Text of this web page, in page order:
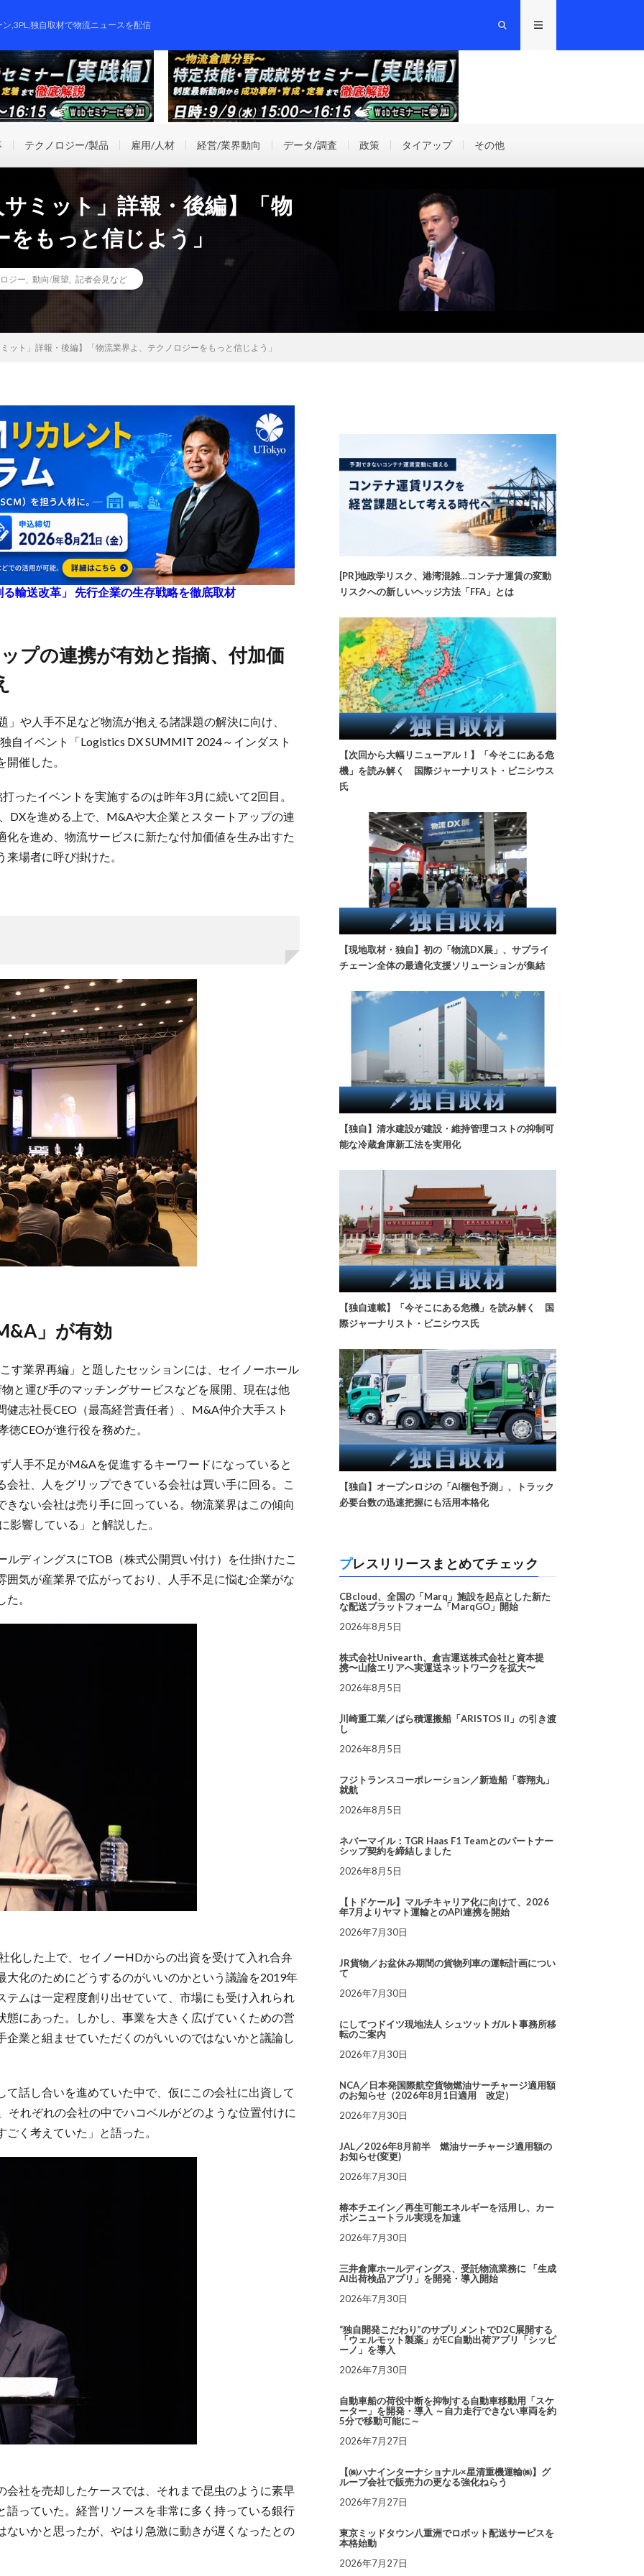
,3PL,独自取材で物流ニュースを配信
テクノロジー/製品 雇用/人材 経営/業界動向 データ/調査 政策 タイアップ その他
ミット」詳報・後編】「物
もっと信じよう」
ジー 動向/展望 記者会見など
ット」詳報・後編】「物流業界よ、テクノロジーをもっと信じよう」
輸送改革」 先行企業の生存戦略を徹底取材
や人手不足など物流が抱える諸課題の解決に向け、
自イベント「Logistics DX SUMMIT 2024～インダスト
催した。
ったイベントを実施するのは昨年3月に続いて2回目。
DXを進める上で、M&Aや大企業とスタートアップの連
を進め、物流サービスに新たな付加価値を生み出すた
場者に呼び掛けた。
」が有効
す業界再編」と題したセッションには、セイノーホール
と運び手のマッチングサービスなどを展開、現在は他
志社長CEO（最高経営責任者）、M&A仲介大手スト
CEOが進行役を務めた。
人手不足がM&Aを促進するキーワードになっていると
社、人をグリップできている会社は買い手に回る。こ
ない会社は売り手に回っている。物流業界はこの傾向
影響している」と解説した。
ディングスにTOB（株式公開買い付け）を仕掛けたこ
気が産業界で広がっており、人手不足に悩む企業がな
。
化した上で、セイノーHDからの出資を受けて入れ合弁
化のためにどうするのがいいのかという議論を2019年
ムは一定程度創り出せていて、市場にも受け入れられ
にあった。しかし、事業を大きく広げていくための営
業と組ませていただくのがいいのではないかと議論し
話し合いを進めていた中で、仮にこの会社に出資して
それぞれの会社の中でハコベルがどのような位置付けに
く考えていた」と語った。
社を売却したケースでは、それまで昆虫のように素早
っていた。経営リソースを非常に多く持っている銀行
いかと思ったが、やはり急激に動きが遅くなったとの
[PR]地政学リスク、港湾混雑…コンテナ運賃の変動
リスクへの新しいヘッジ方法「FFA」とは
【次回から大幅リニューアル！】「今そこにある危
機」を読み解く 国際ジャーナリスト・ビニシウス
氏
【現地取材・独自】初の「物流DX展」、サプライ
チェーン全体の最適化支援ソリューションが集結
【独自】清水建設が建設・維持管理コストの抑制可
能な冷蔵倉庫新工法を実用化
【独自連載】「今そこにある危機」を読み解く 国
際ジャーナリスト・ビニシウス氏
【独自】オープンロジの「AI梱包予測」、トラック
必要台数の迅速把握にも活用本格化
プレスリリースまとめてチェック
CBcloud、全国の「Marq」施設を起点とした新た
な配送プラットフォーム「MarqGO」開始
2026年8月5日
株式会社Univearth、倉吉運送株式会社と資本提
携〜山陰エリアへ実運送ネットワークを拡大〜
2026年8月5日
川崎重工業／ばら積運搬船「ARISTOS II」の引き渡
し
2026年8月5日
フジトランスコーポレーション／新造船「蓉翔丸」
就航
2026年8月5日
ネバーマイル：TGR Haas F1 Teamとのパートナー
シップ契約を締結しました
2026年8月5日
【トドケール】マルチキャリア化に向けて、2026
年7月よりヤマト運輸とのAPI連携を開始
2026年7月30日
JR貨物／お盆休み期間の貨物列車の運転計画につい
て
2026年7月30日
にしてつドイツ現地法人 シュツットガルト事務所移
転のご案内
2026年7月30日
NCA／日本発国際航空貨物燃油サーチャージ適用額
のお知らせ（2026年8月1日適用 改定）
2026年7月30日
JAL／2026年8月前半 燃油サーチャージ適用額の
お知らせ(変更)
2026年7月30日
椿本チエイン／再生可能エネルギーを活用し、カー
ボンニュートラル実現を加速
2026年7月30日
三井倉庫ホールディングス、受託物流業務に 「生成
AI出荷検品アプリ」を開発・導入開始
2026年7月30日
“独自開発こだわり”のサプリメントでD2C展開する
「ウェルモット製薬」がEC自動出荷アプリ「シッピ
ーノ」を導入
2026年7月30日
自動車船の荷役中断を抑制する自動車移動用「スケ
ーター」を開発・導入 ～自力走行できない車両を約
5分で移動可能に～
2026年7月27日
【㈱ハナインターナショナル×星清重機運輸㈱】グ
ループ会社で販売力の更なる強化ねらう
2026年7月27日
東京ミッドタウン八重洲でロボット配送サービスを
本格始動
2026年7月27日